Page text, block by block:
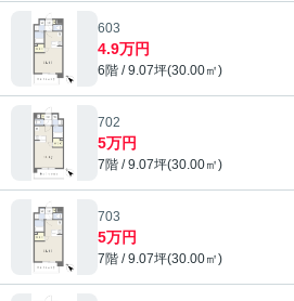
603
4.9万円
6階 / 9.07坪(30.00㎡)
702
5万円
7階 / 9.07坪(30.00㎡)
703
5万円
7階 / 9.07坪(30.00㎡)